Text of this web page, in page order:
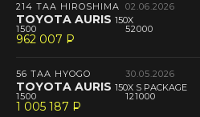
214 TAA HIROSHIMA 02.06.2026
TOYOTA AURIS 150X
1500 52000
962 007 P
--
56 TAA HYOGO 30.05.2026
TOYOTA AURIS 150X S PACKAGE
1500 121000
1 005 187 P
--